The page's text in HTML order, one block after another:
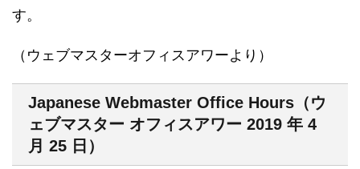
す。
（ウェブマスターオフィスアワーより）
Japanese Webmaster Office Hours（ウ
ェブマスター オフィスアワー 2019 年 4
月 25 日）